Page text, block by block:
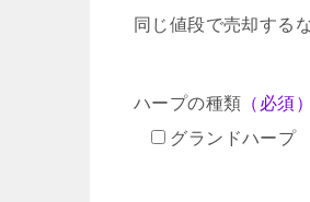
同じ値段で売却する
ハープの種類 （必須）
グランドハープ